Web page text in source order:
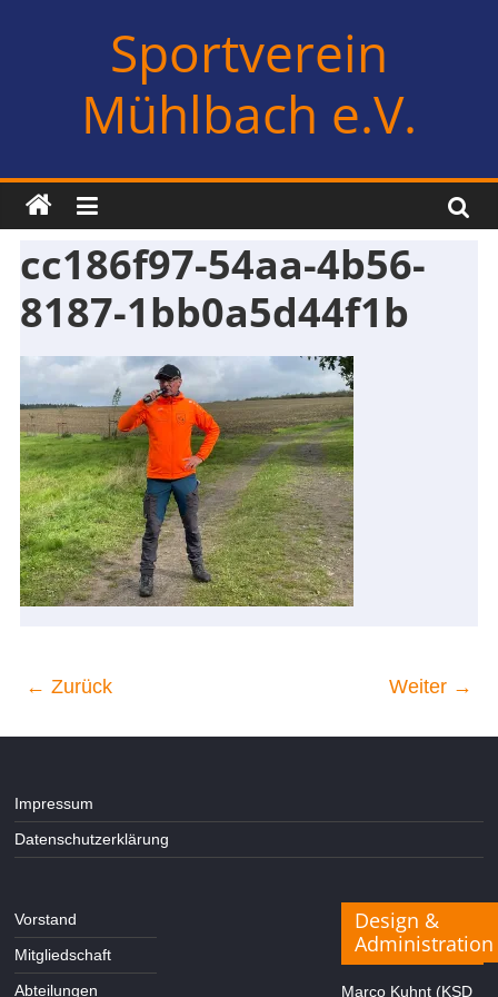
Sportverein
Mühlbach e.V.
cc186f97-54aa-4b56-
8187-1bb0a5d44f1b
← Zurück Weiter →
Impressum
Datenschutzerklärung
Vorstand
Mitgliedschaft
Abteilungen
Design &
Administration
Marco Kuhnt (KSD